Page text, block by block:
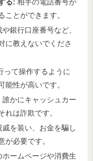
ことができます。
銀行口座番号など、
に教えないでくださ
って操作するように
能性が高いです。
誰かにキャッシュカー
れは詐欺です。
戚を装い、お金を騙し
が必要です。
ホームページや消費生